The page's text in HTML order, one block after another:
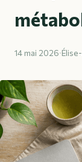
14 mai 2026·